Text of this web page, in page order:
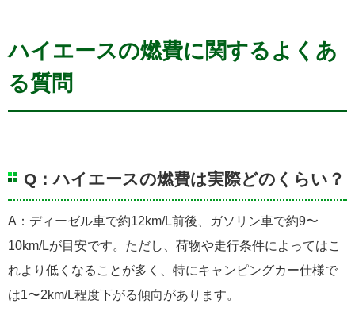
ハイエースの燃費に関するよくあ
る質問
Q：ハイエースの燃費は実際どのくらい？
A：ディーゼル車で約12km/L前後、ガソリン車で約9〜
10km/Lが目安です。ただし、荷物や走行条件によってはこ
れより低くなることが多く、特にキャンピングカー仕様で
は1〜2km/L程度下がる傾向があります。